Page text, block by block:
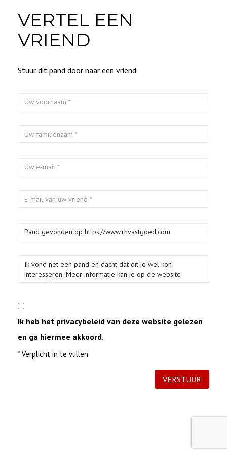
VERTEL EEN
VRIEND
Stuur dit pand door naar een vriend.
Ik heb het privacybeleid van deze website gelezen
en ga hiermee akkoord.
*Verplicht in te vullen